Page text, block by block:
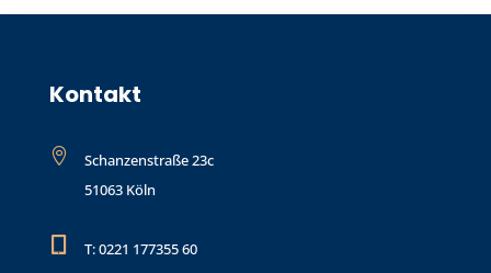
Kontakt

Schanzenstraße 23c
51063 Köln
T: 0221 177355 60